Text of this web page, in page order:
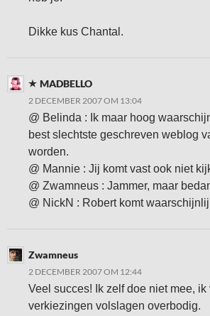
Dikke kus Chantal.
MADBELLO
2 DECEMBER 2007 OM 13:04
@ Belinda : Ik maar hoog
best slechtste geschreven weblog
worden.
@ Mannie : Jij komt vast ook niet
@ Zwamneus : Jammer, maar
@ NickN : Robert komt
Zwamneus
2 DECEMBER 2007 OM 12:44
Veel succes! Ik zelf doe niet mee,
verkiezingen volslagen overbodig.